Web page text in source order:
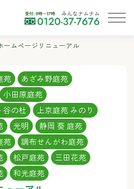
ームページリニューアル
苑
あざみ野庭苑
小田原庭苑
谷の杜
上京庭苑 みのり
光明
静岡 葵 庭苑
苑
調布せんがわ庭苑
松戸庭苑
三田花苑
和光庭苑